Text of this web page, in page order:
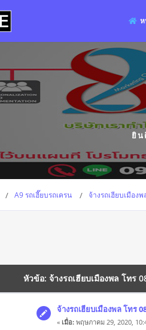
ยิ
A9 รถเฮี๊ยบรถเครน จ้างรถเฮียบเมือง
หัวข้อ: จ้างรถเฮียบเมืองพล โทร
จ้างรถเฮียบเมืองพล โทร
« เมื่อ:พฤษภาคม 29, 2020,